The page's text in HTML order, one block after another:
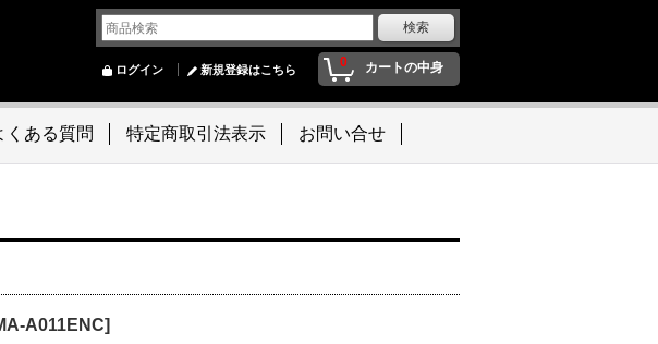
0 カートの中身
ログイン 新規登録はこちら
くある質問 特定商取引法表示 お問い合せ
A011ENC]